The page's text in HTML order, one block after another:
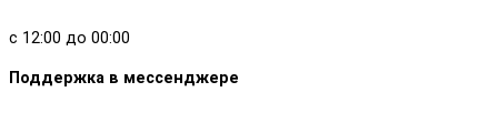
с 12:00 до 00:00
Поддержка в мессенджере